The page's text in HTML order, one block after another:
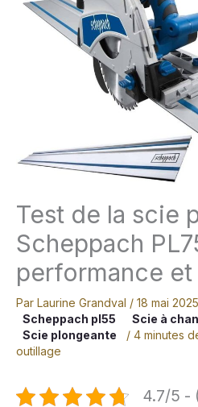
Test de la scie
Scheppach
performance
Par Laurine Grandval / 18 mai 2025
Scheppach pl55
Scie à
Scie plongeante
/ 4 minutes
outillage
4.7/5 -